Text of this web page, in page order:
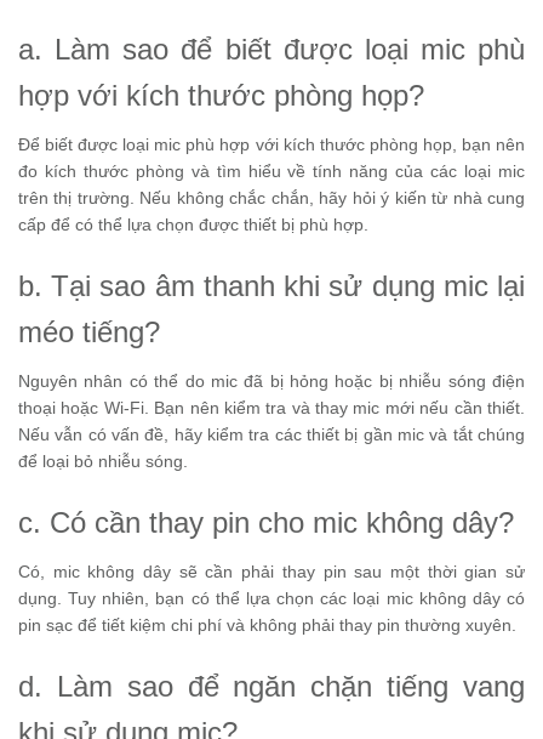
a. Làm sao để biết được loại mic phù
hợp với kích thước phòng họp?
Để biết được loại mic phù hợp với kích thước phòng họp, bạn nên
đo kích thước phòng và tìm hiểu về tính năng của các loại mic
trên thị trường. Nếu không chắc chắn, hãy hỏi ý kiến từ nhà cung
cấp để có thể lựa chọn được thiết bị phù hợp.
b. Tại sao âm thanh khi sử dụng mic lại
méo tiếng?
Nguyên nhân có thể do mic đã bị hỏng hoặc bị nhiễu sóng điện
thoại hoặc Wi-Fi. Bạn nên kiểm tra và thay mic mới nếu cần thiết.
Nếu vẫn có vấn đề, hãy kiểm tra các thiết bị gần mic và tắt chúng
để loại bỏ nhiễu sóng.
c. Có cần thay pin cho mic không dây?
Có, mic không dây sẽ cần phải thay pin sau một thời gian sử
dụng. Tuy nhiên, bạn có thể lựa chọn các loại mic không dây có
pin sạc để tiết kiệm chi phí và không phải thay pin thường xuyên.
d. Làm sao để ngăn chặn tiếng vang
khi sử dụng mic?